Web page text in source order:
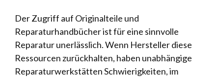
Der Zugriff auf Originalteile und
Reparaturhandbücher ist für eine sinnvolle
Reparatur unerlässlich. Wenn Hersteller diese
Ressourcen zurückhalten, haben unabhängige
Reparaturwerkstätten Schwierigkeiten, im